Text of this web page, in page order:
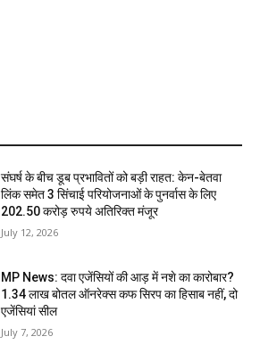
संघर्ष के बीच डूब प्रभावितों को बड़ी राहत: केन-बेतवा
लिंक समेत 3 सिंचाई परियोजनाओं के पुनर्वास के लिए
202.50 करोड़ रुपये अतिरिक्त मंजूर
July 12, 2026
MP News: दवा एजेंसियों की आड़ में नशे का कारोबार?
1.34 लाख बोतल ऑनरेक्स कफ सिरप का हिसाब नहीं, दो
एजेंसियां सील
July 7, 2026